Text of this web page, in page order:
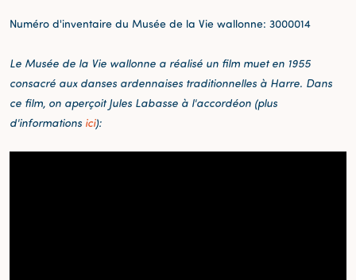
Numéro d'inventaire du Musée de la Vie wallonne: 3000014
Le Musée de la Vie wallonne a réalisé un film muet en 1955
consacré aux danses ardennaises traditionnelles à Harre. Dans
ce film, on aperçoit Jules Labasse à l'accordéon (plus
d'informations ici):